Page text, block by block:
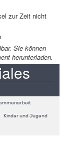
zur Zeit nicht
Sie können
herunterladen.
Kinder und Jugend